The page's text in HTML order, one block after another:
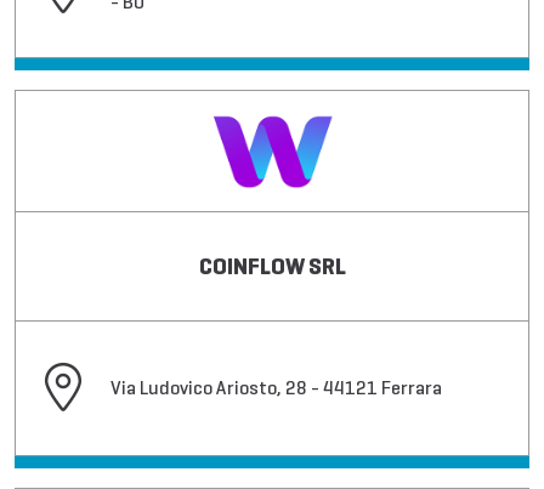
COINFLOW SRL
Via Ludovico Ariosto, 28 - 44121 Ferrara